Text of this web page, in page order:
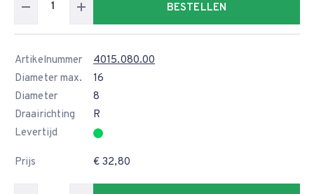
BESTELLEN
Artikelnummer
4015.080.00
Diameter max.
16
Diameter
8
Draairichting
R
Levertijd
Prijs € 32,80